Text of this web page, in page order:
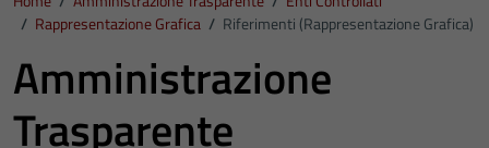
/ Rappresentazione Grafica / Riferimenti (Rappresentazione Grafica)
Amministrazione
Trasparente